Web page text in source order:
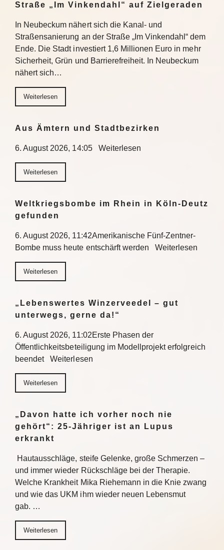
Straße „Im Vinkendahl“ auf Zielgeraden
In Neubeckum nähert sich die Kanal- und
Straßensanierung an der Straße „Im Vinkendahl“ dem
Ende. Die Stadt investiert 1,6 Millionen Euro in mehr
Sicherheit, Grün und Barrierefreiheit. In Neubeckum
nähert sich…
Weiterlesen
Aus Ämtern und Stadtbezirken
6. August 2026, 14:05 Weiterlesen
Weiterlesen
Weltkriegsbombe im Rhein in Köln-Deutz
gefunden
6. August 2026, 11:42Amerikanische Fünf-Zentner-
Bombe muss heute entschärft werden Weiterlesen
Weiterlesen
„Lebenswertes Winzerveedel – gut
unterwegs, gerne da!“
6. August 2026, 11:02Erste Phasen der
Öffentlichkeitsbeteiligung im Modellprojekt erfolgreich
beendet Weiterlesen
Weiterlesen
„Davon hatte ich vorher noch nie
gehört“: 25-Jähriger ist an Lupus
erkrankt
Hautausschläge, steife Gelenke, große Schmerzen –
und immer wieder Rückschläge bei der Therapie.
Welche Krankheit Mika Riehemann in die Knie zwang
und wie das UKM ihm wieder neuen Lebensmut
gab. …
Weiterlesen